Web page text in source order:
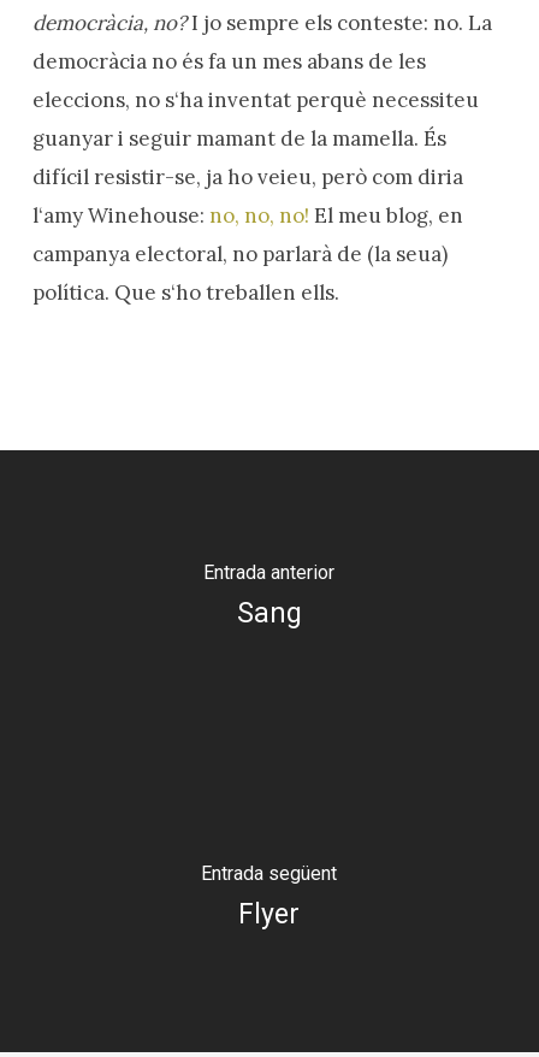
democràcia, no?I jo sempre els conteste: no. La
democràcia no és fa un mes abans de les
eleccions, no s‘ha inventat perquè necessiteu
guanyar i seguir mamant de la mamella. És
difícil resistir-se, ja ho veieu, però com diria
l‘amy Winehouse: no, no, no! El meu blog, en
campanya electoral, no parlarà de (la seua)
política. Que s‘ho treballen ells.
Entrada anterior
Sang
Entrada següent
Flyer